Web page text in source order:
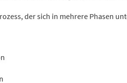
der sich in mehrere Phasen